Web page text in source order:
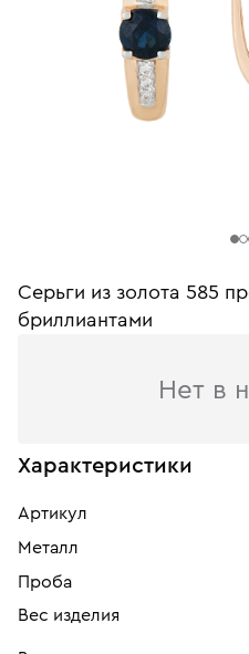
Серьги из золота 585
бриллиантами
Нет в
Характеристики
Артикул
Металл
Проба
Вес изделия